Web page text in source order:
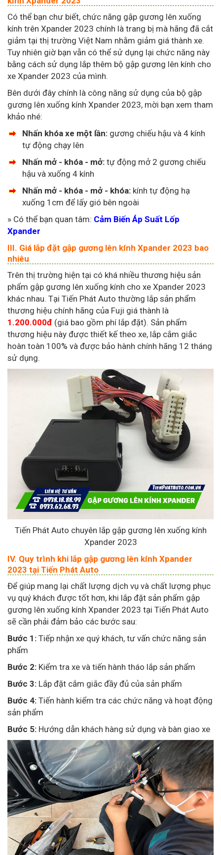
Có thể bạn chư biết, chức năng gập gương lên xuống
kính trên Xpander 2023 chính là trang bị mà hãng đã cắt
giảm tại thị trường Việt Nam nhằm giảm giá thành xe.
Tuy nhiên giờ bạn vẫn có thể sử dụng lại chức năng này
bằng cách sử dụng lắp thêm bộ gập gương lên kính cho
xe Xpander 2023 của mình.
Bên dưới đây chính là công năng sử dụng của bộ gập
gương lên xuống kính Xpander 2023, mời bạn xem tham
khảo nhé:
Nhấn khóa xe một lần: gương chiếu hậu và 4 kính
tự động chạy lên
Nhấn mở - khóa - mở: tự động mở 2 gương chiếu
hậu và xuống 4 kính
Nhấn mở - khóa - mở - khóa: kính tự động hạ
xuống 1cm để lấy gió bên ngoài
» Có thể bạn quan tâm: Cảm Biến Áp Suất Lốp
Xpander
III. Giá lắp đặt gập gương lên kính Xpander 2023 bao
nhiêu
Trên thị trường hiện tại có khá nhiều thương hiệu sản
phẩm gập gương lên xuống kính cho xe Xpander 2023
khác nhau. Tại Tiến Phát Auto thường lắp sản phẩm
thương hiệu chính hãng của Fuji giá thành là
1.200.000đ (giá bao gồm phí lắp đặt). Sản phẩm
thương hiệu này được thiết kế theo xe, lắp cắm giắc
hoàn toàn 100% và được bảo hành chính hãng 12 tháng
sử dụng.
Tiến Phát Auto chuyên lắp gập gương lên xuống kính
Xpander 2023
IV. Quy trình khi lắp gập gương lên kính Xpander
2023 tại Tiến Phát Auto
Để giúp mang lại chất lượng dịch vụ và chất lượng phục
vụ quý khách được tốt hơn, khi lắp đặt sản phẩm gập
gương lên xuống kính Xpander 2023 tại Tiến Phát Auto
sẽ cần phải đảm bảo các bước sau:
Bước 1: Tiếp nhận xe quý khách, tư vấn chức năng sản
phẩm
Bước 2: Kiểm tra xe và tiến hành tháo lắp sản phẩm
Bước 3: Lắp đặt cắm giắc đầy đủ của sản phẩm
Bước 4: Tiến hành kiểm tra các chức năng và hoạt động
sản phẩm
Bước 5: Hướng dẫn khách hàng sử dụng và bàn giao xe